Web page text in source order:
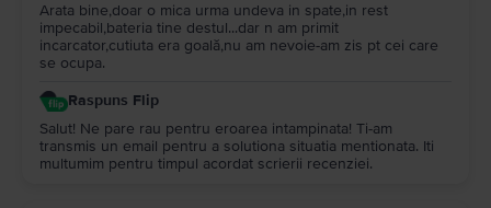
Arata bine,doar o mica urma undeva in spate,in rest
impecabil,bateria tine destul...dar n am primit
incarcator,cutiuta era goală,nu am nevoie-am zis pt cei care
se ocupa.
Raspuns Flip
Salut! Ne pare rau pentru eroarea intampinata! Ti-am
transmis un email pentru a solutiona situatia mentionata. Iti
multumim pentru timpul acordat scrierii recenziei.